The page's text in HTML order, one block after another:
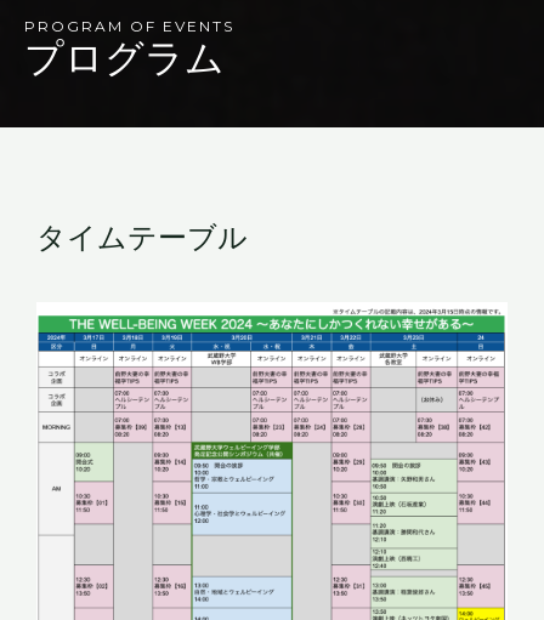
PROGRAM OF EVENTS
プログラム
タイムテーブル